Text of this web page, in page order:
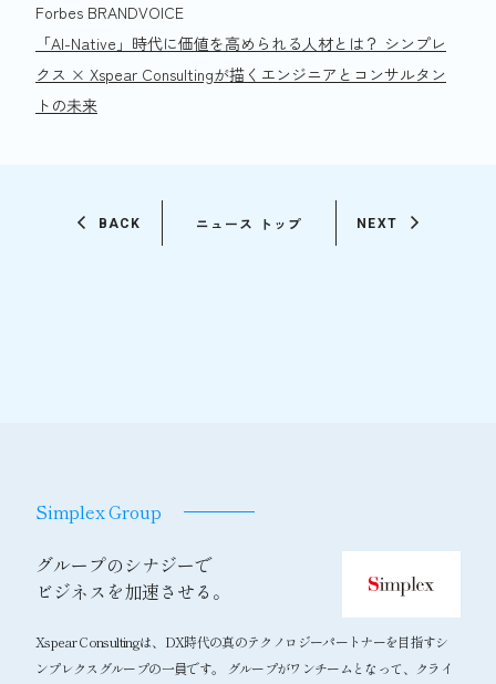
Forbes BRANDVOICE
「AI-Native」時代に価値を高められる人材とは？ シンプレ
クス × Xspear Consultingが描くエンジニアとコンサルタン
トの未来
BACK ニュース トップ NEXT
Simplex Group
グループのシナジーで
ビジネスを加速させる。
Xspear Consultingは、DX時代の真のテクノロジーパートナーを目指すシ
ンプレクスグループの一員です。 グループがワンチームとなって、クライ